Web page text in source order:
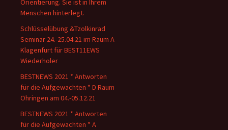
Orientierung. Sie ist in Ihrem
Menschen hinterlegt.
Schlüsselübung &Tzolkinrad
Seminar 24.-25.04.21 im Raum A
Klagenfurt für BEST11EWS
Wiederholer
BESTNEWS 2021 * Antworten
für die Aufgewachten * D Raum
Öhringen am 04.-05.12.21
BESTNEWS 2021 * Antworten
für die Aufgewachten * A